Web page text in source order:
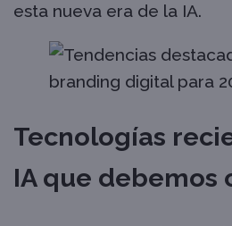
esta nueva era de la IA.
Tecnologías
IA que debemos